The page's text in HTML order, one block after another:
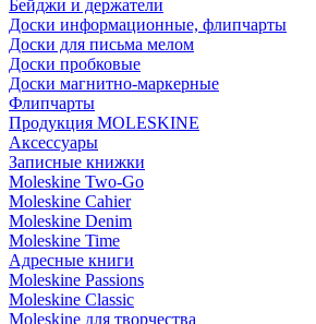
Бейджи и держатели
Доски информационные, флипчарты
Доски для письма мелом
Доски пробковые
Доски магнитно-маркерные
Флипчарты
Продукция MOLESKINE
Аксессуары
Записные книжки
Moleskine Two-Go
Moleskine Cahier
Moleskine Denim
Moleskine Time
Адресные книги
Moleskine Passions
Moleskine Classic
Moleskine для творчества